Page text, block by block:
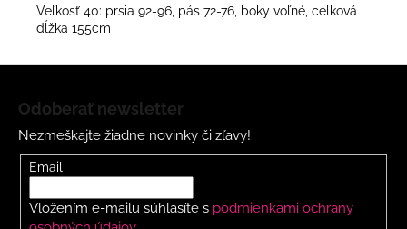
Veľkosť 40: prsia 92-96, pás 72-76, boky voľné, celková
dĺžka 155cm
Odoberať newsletter
Nezmeškajte žiadne novinky či zľavy!
Email
Vložením e-mailu súhlasíte s podmienkami ochrany